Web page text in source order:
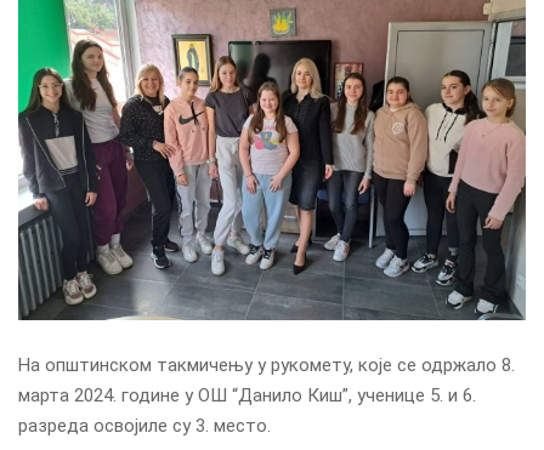
На општинском такмичењу у рукомету, које се одржало 8.
марта 2024. године у ОШ “Данило Киш”, ученице 5. и 6.
разреда освојиле су 3. место.